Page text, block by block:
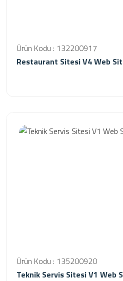
Ürün Kodu : 132200917
Restaurant Sitesi V4 Web
Ürün Kodu : 135200920
Teknik Servis Sitesi V1 Web